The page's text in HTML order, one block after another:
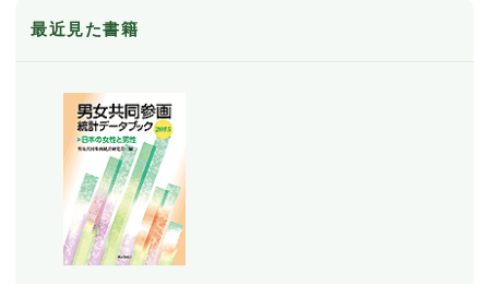
最近見た書籍